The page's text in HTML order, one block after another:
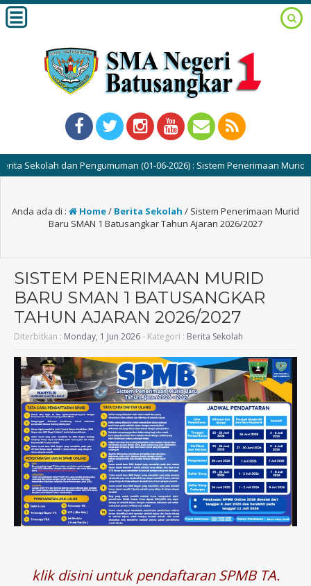
Sekolah dan Pengumuman (01-06-2026) : Sistem Penerimaan Murid
Anda ada di : Home/ Berita Sekolah / Sistem Penerimaan Murid
Baru SMAN 1 Batusangkar Tahun Ajaran 2026/2027
SISTEM PENERIMAAN MURID
BARU SMAN 1 BATUSANGKAR
TAHUN AJARAN 2026/2027
Diterbitkan : Monday, 1 Jun 2026- Kategori : Berita Sekolah
klik disini untuk pendaftaran SPMB TA.